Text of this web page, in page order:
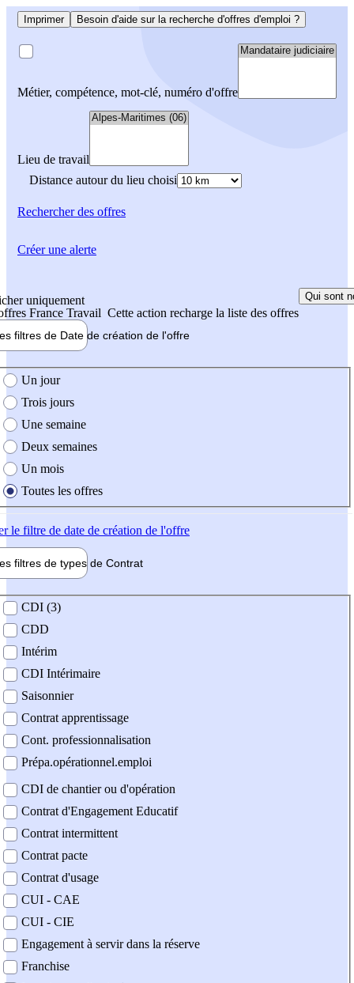
Imprimer Besoin d'aide sur la recherche d'offres d'emploi ?
Métier, compétence, mot-clé, numéro d'offre
Lieu de travail
Distance autour du lieu choisi
Rechercherdes offres
uniquement
France Travail Cette action recharge la liste des offres
Qui sont
filtres de Date de création de l'offre
création de l'offre
Un jour
Trois jours
Une semaine
Deux semaines
Un mois
Toutes les offres
le filtre de date de création de l'offre
filtres de types de Contrat
contrat
CDI (3)
CDD
Intérim
CDI Intérimaire
Saisonnier
Contrat apprentissage
Cont. professionnalisation
Prépa.opérationnel.emploi
CDI de chantier ou d'opération
Contrat d'Engagement Educatif
Contrat intermittent
Contrat pacte
Contrat d'usage
CUI - CAE
CUI - CIE
Engagement à servir dans la réserve
Franchise
Créer une alerte